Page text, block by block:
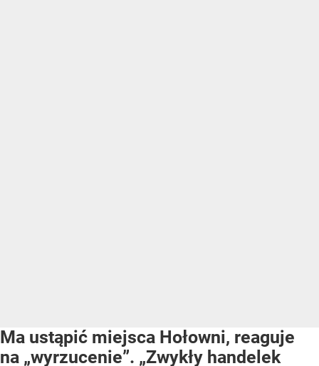
Ma ustąpić miejsca Hołowni, reaguje
na „wyrzucenie”. „Zwykły handelek